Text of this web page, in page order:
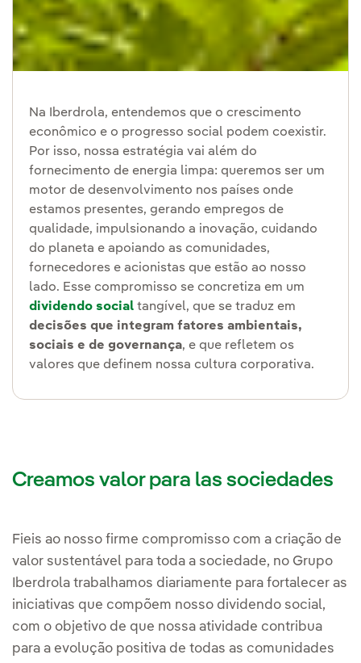
Na Iberdrola, entendemos que o crescimento
econômico e o progresso social podem coexistir.
Por isso, nossa estratégia vai além do
fornecimento de energia limpa: queremos ser um
motor de desenvolvimento nos países onde
estamos presentes, gerando empregos de
qualidade, impulsionando a inovação, cuidando
do planeta e apoiando as comunidades,
fornecedores e acionistas que estão ao nosso
lado. Esse compromisso se concretiza em um
dividendo social tangível, que se traduz em
decisões que integram fatores ambientais,
sociais e de governança, e que refletem os
valores que definem nossa cultura corporativa.
Creamos valor para las sociedades
Fieis ao nosso firme compromisso com a criação de
valor sustentável para toda a sociedade, no Grupo
Iberdrola trabalhamos diariamente para fortalecer as
iniciativas que compõem nosso dividendo social,
com o objetivo de que nossa atividade contribua
para a evolução positiva de todas as comunidades